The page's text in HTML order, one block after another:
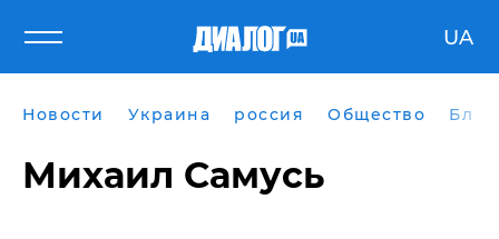
UA
Новости Украина россия Общество
Михаил Самусь